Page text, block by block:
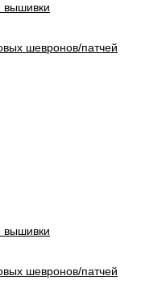
вышивки
шевронов/патчей
вышивки
шевронов/патчей